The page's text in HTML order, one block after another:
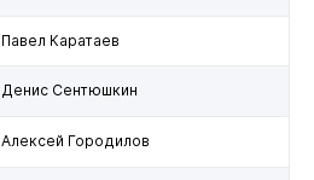
Павел Каратаев
Денис Сентюшкин
Алексей Городилов